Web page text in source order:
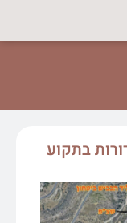
בתקוע